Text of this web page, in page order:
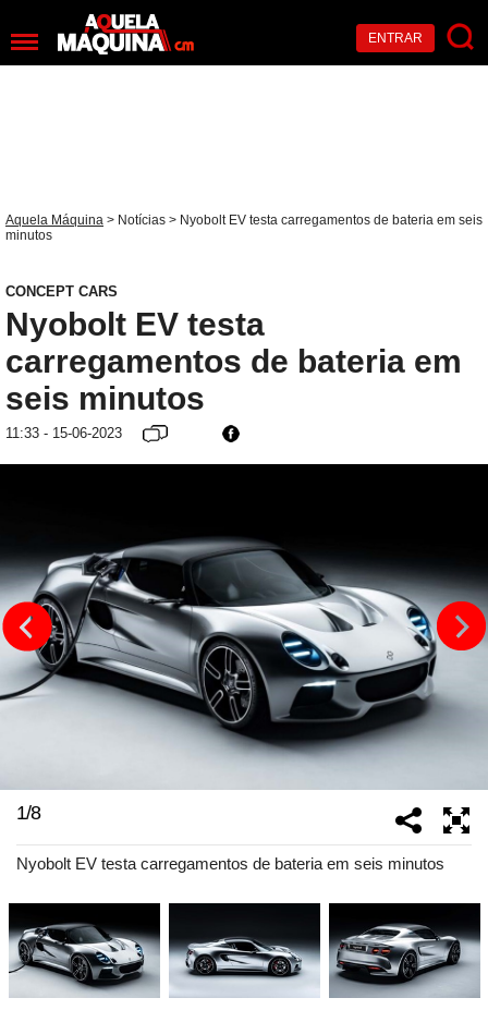
ENTRAR
Aquela Máquina > Notícias > Nyobolt EV testa carregamentos de bateria em seis
minutos
CONCEPT CARS
Nyobolt EV testa
carregamentos de bateria em
seis minutos
11:33 - 15-06-2023
1/8
Nyobolt EV testa carregamentos de bateria em seis minutos